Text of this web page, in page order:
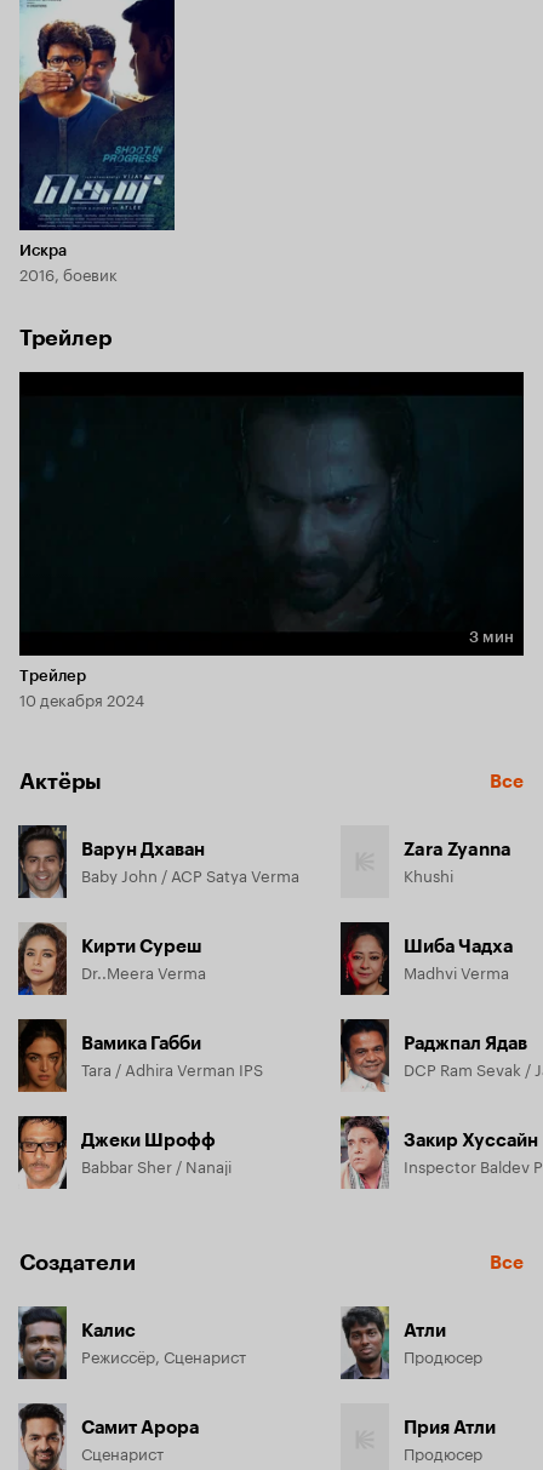
Искра
2016, боевик
Трейлер
Длительность 3 мин
3 мин
Трейлер
10 декабря 2024
Актёры Все
Варун Дхаван
Baby John / ACP Satya Verma
Кирти Суреш
Dr..Meera Verma
Вамика Габби
Tara / Adhira Verman IPS
Джеки Шрофф
Babbar Sher / Nanaji
Zara Zyanna
Khushi
Шиба Чадха
Madhvi Verma
Раджпал Ядав
DCP Ram Sevak /
Закир Хуссайн
Inspector Baldev
Создатели Все
Калис
Режиссёр, Сценарист
Самит Арора
Сценарист
Атли
Продюсер
Прия Атли
Продюсер